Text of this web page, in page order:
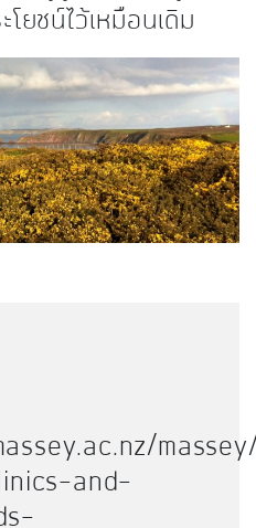
ยชน์ไว้เหมือนเดิม
and-